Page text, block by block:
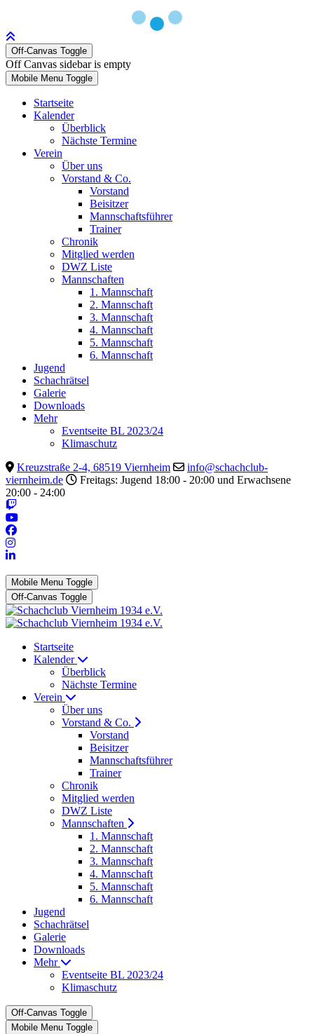
Off-Canvas Toggle
Off Canvas sidebar is empty
Mobile Menu Toggle
Startseite
Kalender
Überblick
Nächste Termine
Verein
Über uns
Vorstand & Co.
Vorstand
Beisitzer
Mannschaftsführer
Trainer
Chronik
Mitglied werden
DWZ Liste
Mannschaften
1. Mannschaft
2. Mannschaft
3. Mannschaft
4. Mannschaft
5. Mannschaft
6. Mannschaft
Jugend
Schachrätsel
Galerie
Downloads
Mehr
Eventseite BL 2023/24
Klimaschutz
Kreuzstraße 2-4, 68519 Viernheim
info@schachclub-
viernheim.de
Freitags: Jugend 18:00 - 20:00 und Erwachsene
20:00 - 24:00
Mobile Menu Toggle
Off-Canvas Toggle
Startseite
Kalender
Überblick
Nächste Termine
Verein
Über uns
Vorstand & Co.
Vorstand
Beisitzer
Mannschaftsführer
Trainer
Chronik
Mitglied werden
DWZ Liste
Mannschaften
1. Mannschaft
2. Mannschaft
3. Mannschaft
4. Mannschaft
5. Mannschaft
6. Mannschaft
Jugend
Schachrätsel
Galerie
Downloads
Mehr
Eventseite BL 2023/24
Klimaschutz
Off-Canvas Toggle
Mobile Menu Toggle